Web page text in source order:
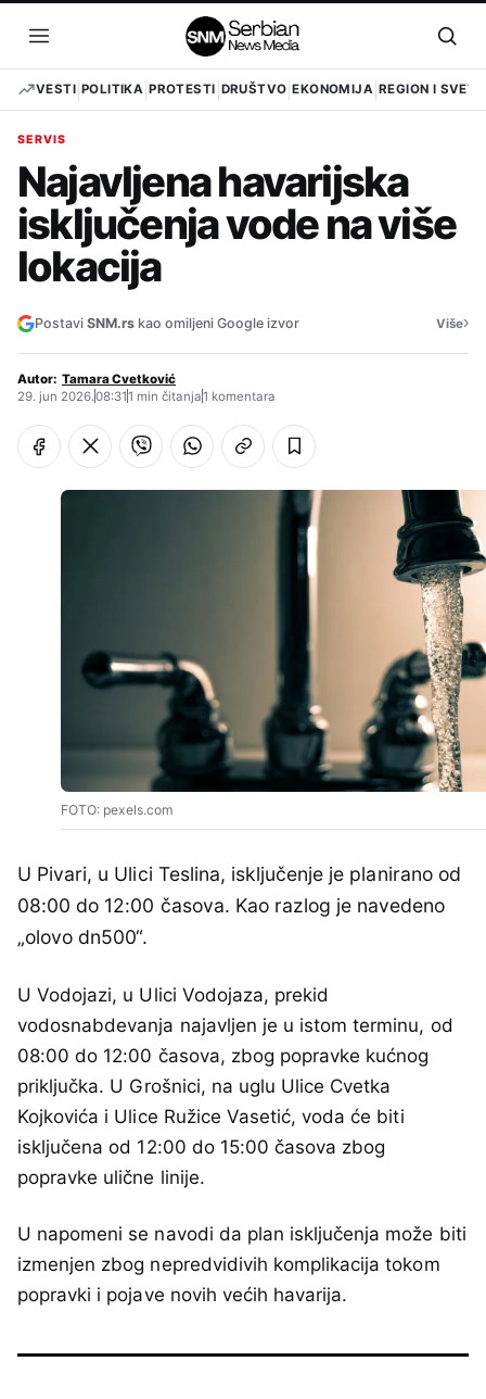
sadržaj
Otvori
meni
VESTI POLITIKA PROTESTI DRUŠTVO EKONOMIJA REGION I SVET
SERVIS
Najavljena havarijska
isključenja vode na više
lokacija
Postavi SNM.rs kao omiljeni Google izvor Više›
Autor: Tamara Cvetković
29. jun 2026.08:311 min čitanja1 komentara
FOTO: pexels.com
U Pivari, u Ulici Teslina, isključenje je planirano od
08:00 do 12:00 časova. Kao razlog je navedeno
„olovo dn500“.
U Vodojazi, u Ulici Vodojaza, prekid
vodosnabdevanja najavljen je u istom terminu, od
08:00 do 12:00 časova, zbog popravke kućnog
priključka. U Grošnici, na uglu Ulice Cvetka
Kojkovića i Ulice Ružice Vasetić, voda će biti
isključena od 12:00 do 15:00 časova zbog
popravke ulične linije.
U napomeni se navodi da plan isključenja može biti
izmenjen zbog nepredvidivih komplikacija tokom
popravki i pojave novih većih havarija.